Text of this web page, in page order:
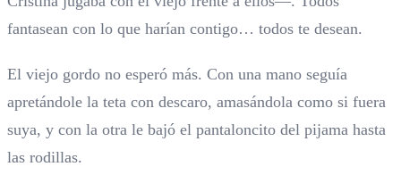
fantasean con lo que harían contigo… todos te desean.
El viejo gordo no esperó más. Con una mano seguía
apretándole la teta con descaro, amasándola como si fuera
suya, y con la otra le bajó el pantaloncito del pijama hasta
las rodillas.